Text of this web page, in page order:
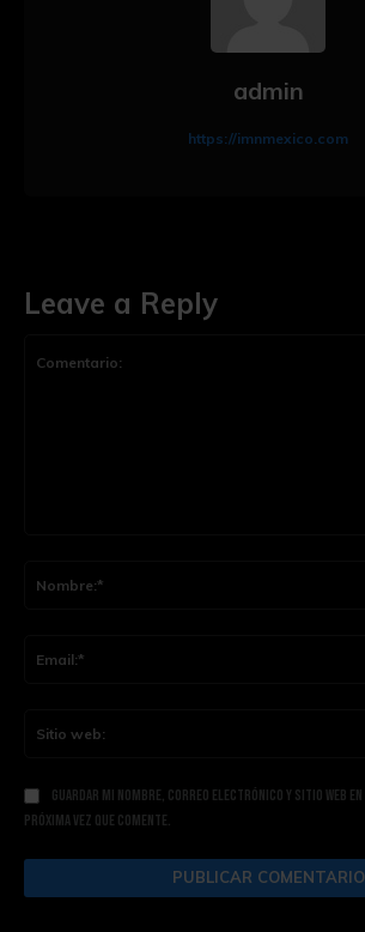
Leave a Reply
Guardar mi nombre, correo electrónico y sitio web
próxima vez que comente.
admin
https://imnmexico.com